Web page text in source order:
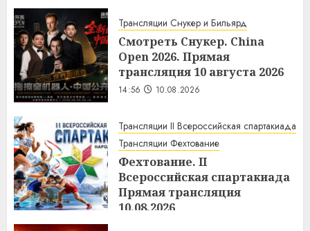
Трансляции Снукер и Бильярд
Смотреть Снукер. China
Open 2026. Прямая
трансляция 10 августа 2026
14:56 10.08.2026
Трансляции II Всероссийская спартакиада
Трансляции Фехтование
Фехтование. II
Всероссийская спартакиада
Прямая трансляция
10.08.2026